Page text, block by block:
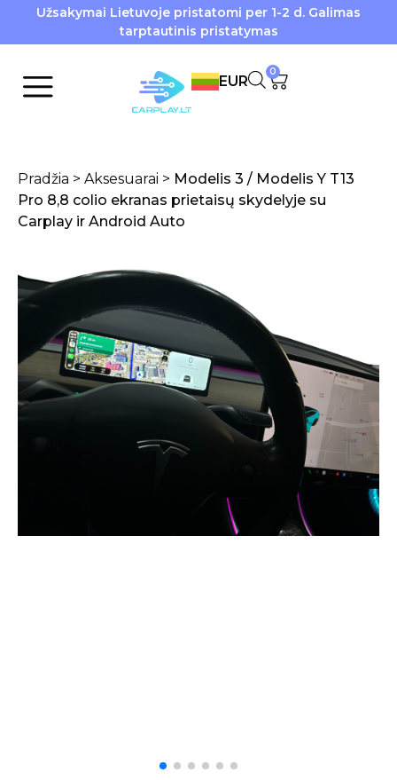
Užsakymai Lietuvoje pristatomi per 1-2 d. Galimas
tarptautinis pristatymas
EUR
0
Pradžia > Aksesuarai > Modelis 3 / Modelis Y T13
Pro 8,8 colio ekranas prietaisų skydelyje su
Carplay ir Android Auto